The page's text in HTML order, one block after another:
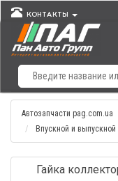
КОНТАКТЫ
Автозапчасти pag.com.ua
Впускной и
Гайка